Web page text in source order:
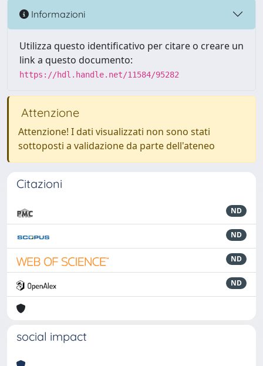
Informazioni
Utilizza questo identificativo per citare o creare un
link a questo documento:
https://hdl.handle.net/11584/95282
Attenzione
Attenzione! I dati visualizzati non sono stati
sottoposti a validazione da parte dell'ateneo
Citazioni
ND
ND
ND
ND
social impact